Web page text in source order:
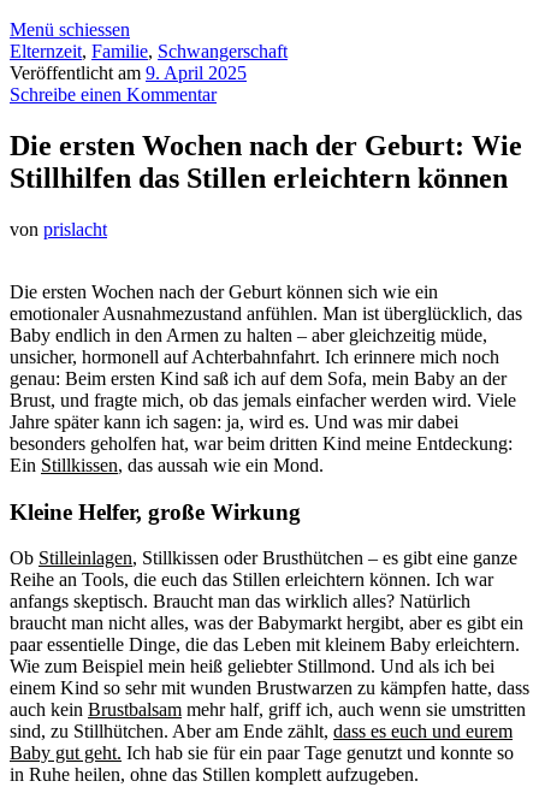
Menü schiessen
Elternzeit, Familie, Schwangerschaft
Veröffentlicht am 9. April 2025
Schreibe einen Kommentar
Die ersten Wochen nach der Geburt: Wie
Stillhilfen das Stillen erleichtern können
von prislacht
Die ersten Wochen nach der Geburt können sich wie ein
emotionaler Ausnahmezustand anfühlen. Man ist überglücklich, das
Baby endlich in den Armen zu halten – aber gleichzeitig müde,
unsicher, hormonell auf Achterbahnfahrt. Ich erinnere mich noch
genau: Beim ersten Kind saß ich auf dem Sofa, mein Baby an der
Brust, und fragte mich, ob das jemals einfacher werden wird. Viele
Jahre später kann ich sagen: ja, wird es. Und was mir dabei
besonders geholfen hat, war beim dritten Kind meine Entdeckung:
Ein Stillkissen, das aussah wie ein Mond.
Kleine Helfer, große Wirkung
Ob Stilleinlagen, Stillkissen oder Brusthütchen – es gibt eine ganze
Reihe an Tools, die euch das Stillen erleichtern können. Ich war
anfangs skeptisch. Braucht man das wirklich alles? Natürlich
braucht man nicht alles, was der Babymarkt hergibt, aber es gibt ein
paar essentielle Dinge, die das Leben mit kleinem Baby erleichtern.
Wie zum Beispiel mein heiß geliebter Stillmond. Und als ich bei
einem Kind so sehr mit wunden Brustwarzen zu kämpfen hatte, dass
auch kein Brustbalsam mehr half, griff ich, auch wenn sie umstritten
sind, zu Stillhütchen. Aber am Ende zählt, dass es euch und eurem
Baby gut geht. Ich hab sie für ein paar Tage genutzt und konnte so
in Ruhe heilen, ohne das Stillen komplett aufzugeben.